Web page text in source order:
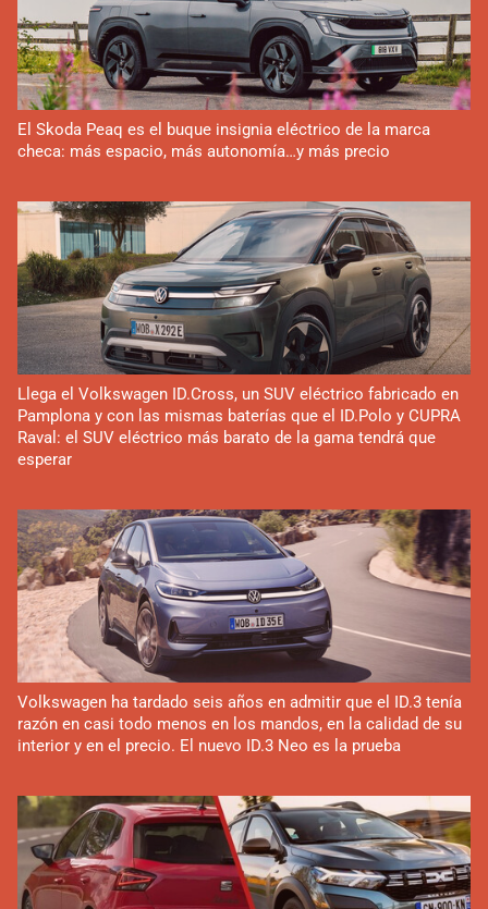
El Skoda Peaq es el buque insignia eléctrico de la marca
checa: más espacio, más autonomía…y más precio
Llega el Volkswagen ID.Cross, un SUV eléctrico fabricado en
Pamplona y con las mismas baterías que el ID.Polo y CUPRA
Raval: el SUV eléctrico más barato de la gama tendrá que
esperar
Volkswagen ha tardado seis años en admitir que el ID.3 tenía
razón en casi todo menos en los mandos, en la calidad de su
interior y en el precio. El nuevo ID.3 Neo es la prueba